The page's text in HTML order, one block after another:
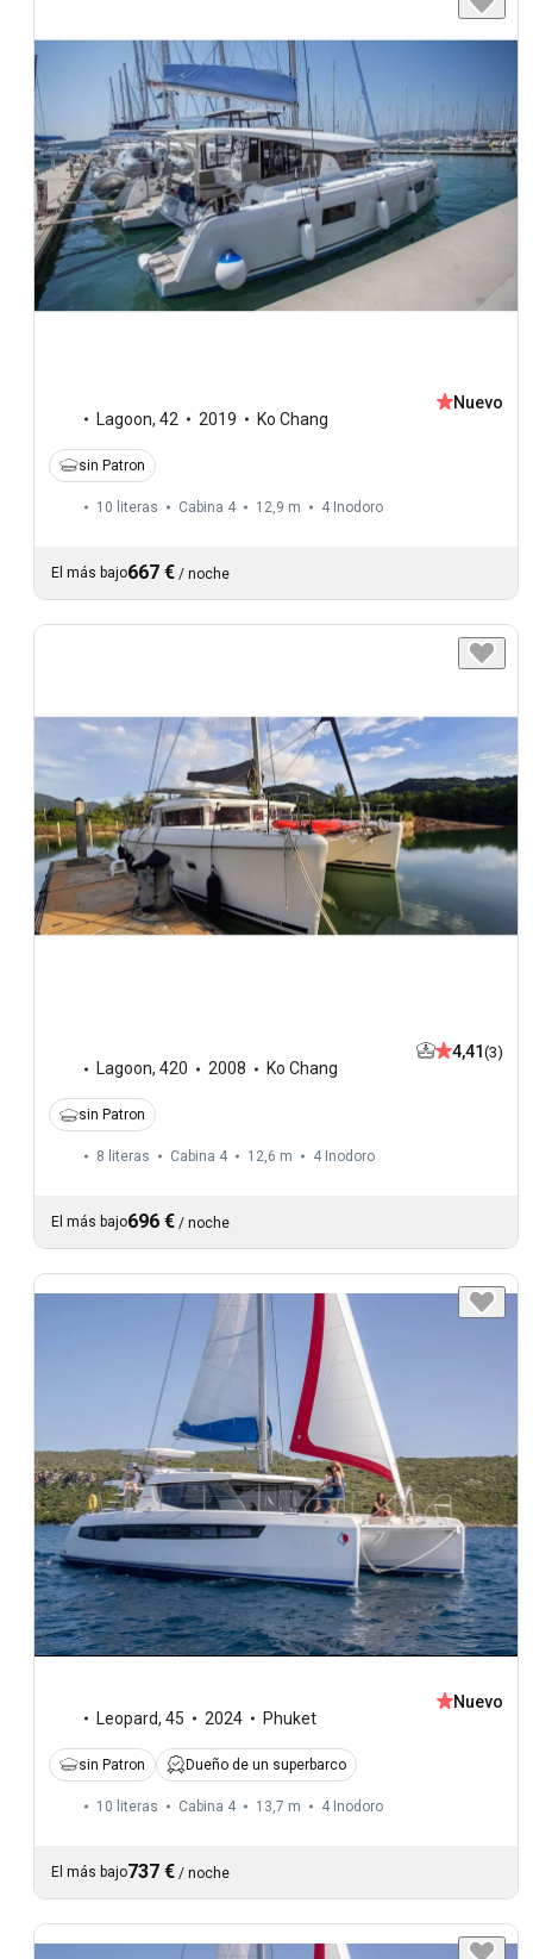
Lagoon, 42 2019 Ko Chang
Nuevo
sin Patron
10 literas Cabina 4 12,9 m 4 Inodoro
El más bajo667 € / noche
Lagoon, 420 2008 Ko Chang
4,41 (3)
sin Patron
8 literas Cabina 4 12,6 m 4 Inodoro
El más bajo696 € / noche
Leopard, 45 2024 Phuket
Nuevo
sin Patron Dueño de un superbarco
10 literas Cabina 4 13,7 m 4 Inodoro
El más bajo737 € / noche